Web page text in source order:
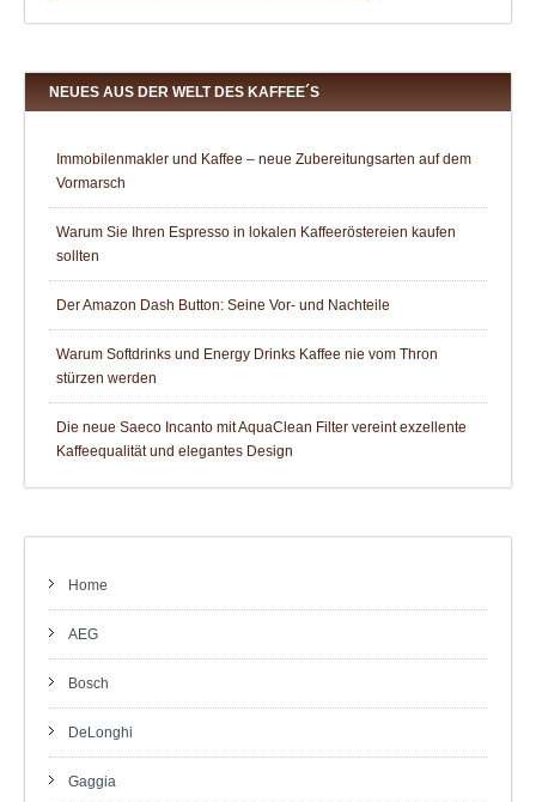
NEUES AUS DER WELT DES KAFFEE´S
Immobilenmakler und Kaffee – neue Zubereitungsarten auf dem
Vormarsch
Warum Sie Ihren Espresso in lokalen Kaffeeröstereien kaufen
sollten
Der Amazon Dash Button: Seine Vor- und Nachteile
Warum Softdrinks und Energy Drinks Kaffee nie vom Thron
stürzen werden
Die neue Saeco Incanto mit AquaClean Filter vereint exzellente
Kaffeequalität und elegantes Design
Home
AEG
Bosch
DeLonghi
Gaggia